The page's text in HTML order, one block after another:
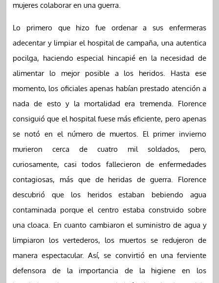
mujeres colaborar en una guerra.
Lo primero que hizo fue ordenar a sus enfermeras
adecentar y limpiar el hospital de campaña, una autentica
pocilga, haciendo especial hincapié en la necesidad de
alimentar lo mejor posible a los heridos. Hasta ese
momento, los oficiales apenas habían prestado atención a
nada de esto y la mortalidad era tremenda. Florence
consiguió que el hospital fuese más eficiente, pero apenas
se notó en el número de muertos. El primer invierno
murieron cerca de cuatro mil soldados, pero,
curiosamente, casi todos fallecieron de enfermedades
contagiosas, más que de heridas de guerra. Florence
descubrió que los heridos estaban bebiendo agua
contaminada porque el centro estaba construido sobre
una cloaca. En cuanto cambiaron el suministro de agua y
limpiaron los vertederos, los muertos se redujeron de
manera espectacular. Así, se convirtió en una ferviente
defensora de la importancia de la higiene en los